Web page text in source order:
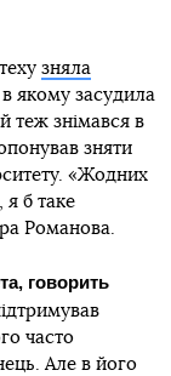
зняла
в якому засудила
теж знімався в
зняти
«Жодних
я б таке
Романова.
говорить
часто
Але в його